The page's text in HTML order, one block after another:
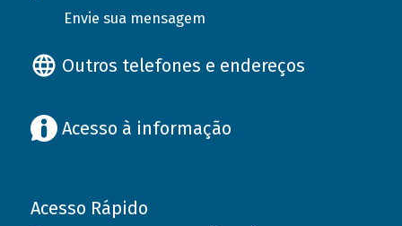
Envie sua mensagem
Outros telefones e endereços
Acesso à informação
Acesso Rápido